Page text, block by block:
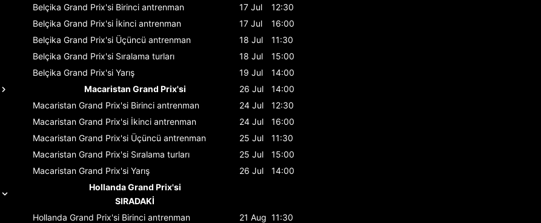
Belçika Grand Prix'si Birinci antrenman 17 Jul
12:30
Belçika Grand Prix'si İkinci antrenman 17 Jul
16:00
Belçika Grand Prix'si Üçüncü antrenman 18 Jul
11:30
Belçika Grand Prix'si Sıralama turları 18 Jul
15:00
Belçika Grand Prix'si Yarış 19 Jul
14:00
Macaristan Grand Prix'si
26 Jul
14:00
Macaristan Grand Prix'si Birinci antrenman 24 Jul
12:30
Macaristan Grand Prix'si İkinci antrenman 24 Jul
16:00
Macaristan Grand Prix'si Üçüncü antrenman 25 Jul
11:30
Macaristan Grand Prix'si Sıralama turları 25 Jul
15:00
Macaristan Grand Prix'si Yarış 26 Jul
14:00
Hollanda Grand Prix'si
SIRADAKİ
Hollanda Grand Prix'si Birinci antrenman 21 Aug 11:30